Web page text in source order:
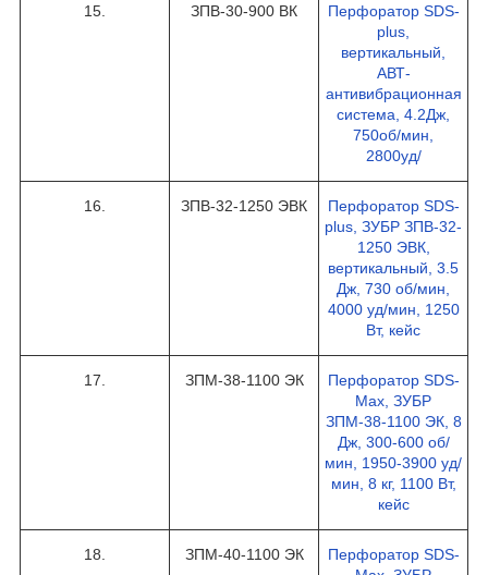
15. ЗПВ-30-900 ВК
Перфоратор SDS-
plus,
вертикальный,
АВТ-
антивибрационная
система, 4.2Дж,
750об/мин,
2800уд/
16. ЗПВ-32-1250 ЭВК
Перфоратор SDS-
plus, ЗУБР ЗПВ-32-
1250 ЭВК,
вертикальный, 3.5
Дж, 730 об/мин,
4000 уд/мин, 1250
Вт, кейс
17. ЗПМ-38-1100 ЭК
Перфоратор SDS-
Max, ЗУБР
ЗПМ-38-1100 ЭК, 8
Дж, 300-600 об/
мин, 1950-3900 уд/
мин, 8 кг, 1100 Вт,
кейс
18. ЗПМ-40-1100 ЭК
Перфоратор SDS-